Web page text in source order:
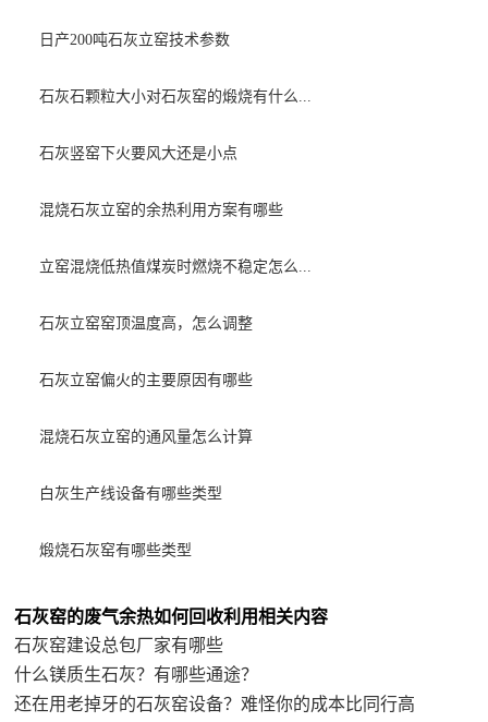
日产200吨石灰立窑技术参数
石灰石颗粒大小对石灰窑的煅烧有什么...
石灰竖窑下火要风大还是小点
混烧石灰立窑的余热利用方案有哪些
立窑混烧低热值煤炭时燃烧不稳定怎么...
石灰立窑窑顶温度高，怎么调整
石灰立窑偏火的主要原因有哪些
混烧石灰立窑的通风量怎么计算
白灰生产线设备有哪些类型
煅烧石灰窑有哪些类型
石灰窑的废气余热如何回收利用相关内容
石灰窑建设总包厂家有哪些
什么镁质生石灰？有哪些通途？
还在用老掉牙的石灰窑设备？难怪你的成本比同行高